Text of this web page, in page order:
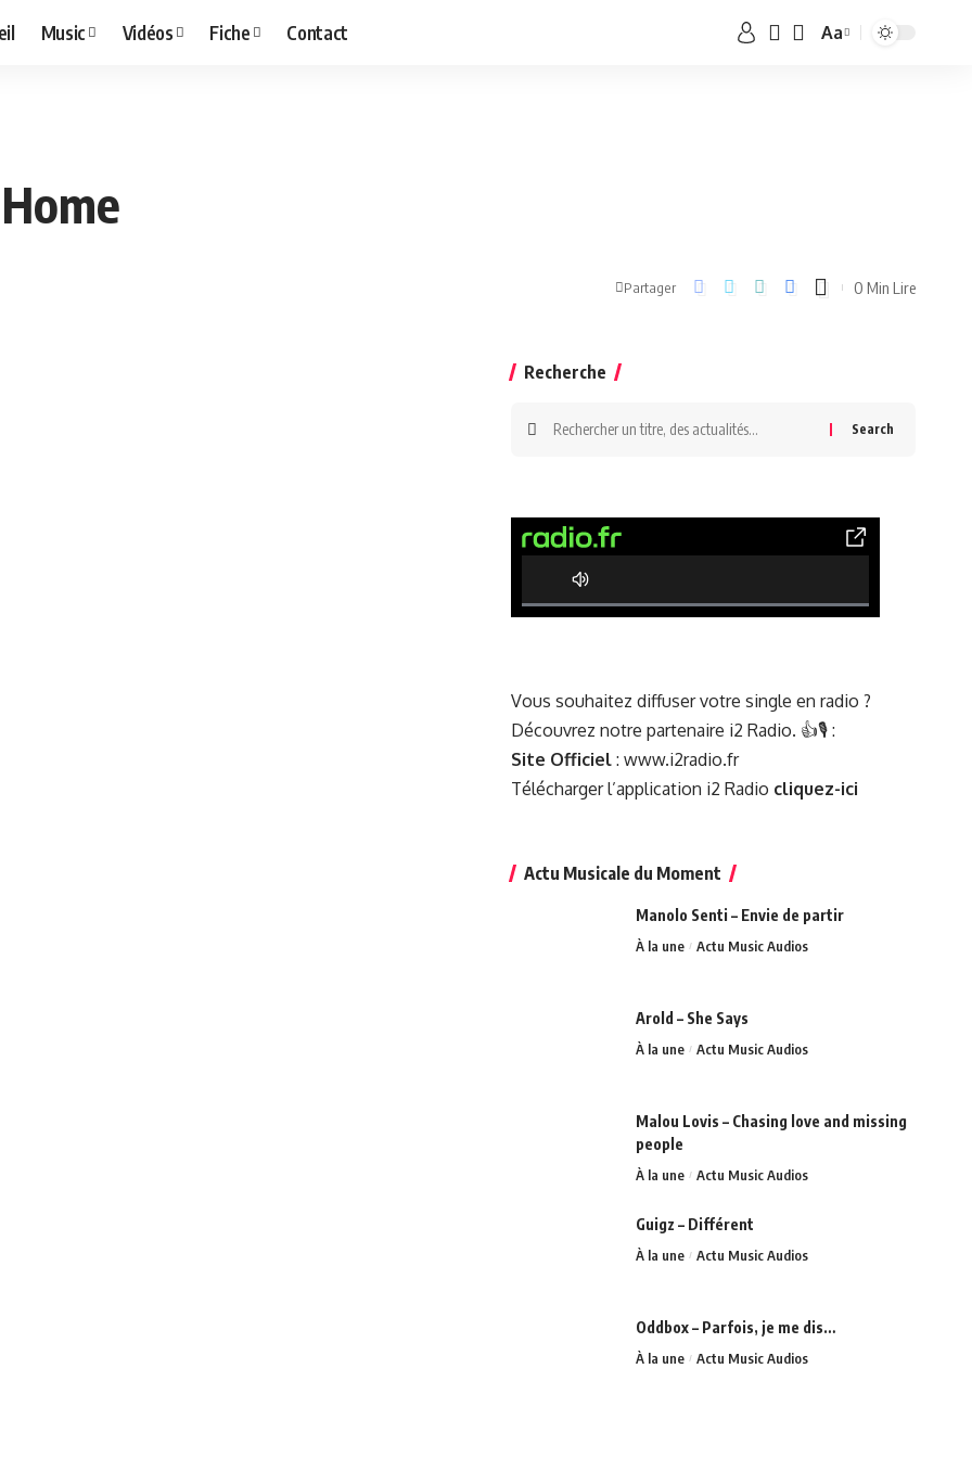
Music Vidéos Fiche Contact Aa
Partager 0 Min Lire
Recherche
0% Complete
Vous souhaitez diffuser votre single en radio ?
Découvrez notre partenaire i2 Radio. 👍🎙️ :
Site Officiel: www.i2radio.fr
Télécharger l’application i2 Radio cliquez-ici
Actu Musicale du Moment
Manolo Senti – Envie de partir
À la une Actu Music Audios
Arold – She Says
À la une Actu Music Audios
Malou Lovis – Chasing love and missing
people
À la une Actu Music Audios
Guigz – Différent
À la une Actu Music Audios
Oddbox – Parfois, je me dis…
À la une Actu Music Audios